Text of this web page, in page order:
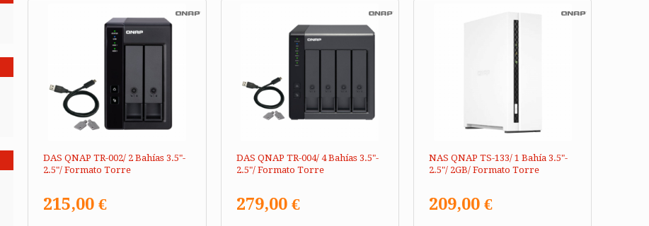
DAS QNAP TR-002/ 2 Bahías 3.5"-
2.5"/ Formato Torre
215,00 €
DAS QNAP TR-004/ 4 Bahías 3.5"-
2.5"/ Formato Torre
279,00 €
NAS QNAP TS-133/ 1 Bahía 3.5"-
2.5"/ 2GB/ Formato Torre
209,00 €